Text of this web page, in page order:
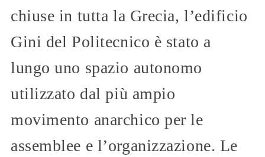
chiuse in tutta la Grecia, l’edificio
Gini del Politecnico è stato a
lungo uno spazio autonomo
utilizzato dal più ampio
movimento anarchico per le
assemblee e l’organizzazione. Le